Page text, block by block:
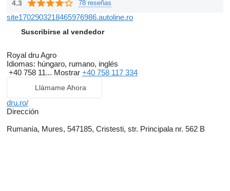
4.3 78 reseñas
site1702903218465976986.autoline.ro
Suscribirse al vendedor
Royal dru Agro
Idiomas: húngaro, rumano, inglés
+40 758 11... Mostrar +40 758 117 334
Llámame Ahora
dru.ro/
Dirección
Rumanía, Mures, 547185, Cristesti, str. Principala nr. 562 B